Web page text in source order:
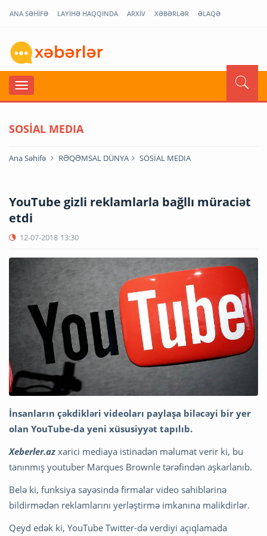
ANA SƏHİFƏ LAYİHƏ HAQQINDA ARXİV XƏBƏRLƏR ƏLAQƏ
SOSİAL MEDIA
Ana Səhifə RƏQƏMSAL DÜNYA SOSİAL MEDIA
YouTube gizli reklamlarla bağllı müraciət
etdi
12-07-2018 13:30
İnsanların çəkdikləri videoları paylaşa biləcəyi bir yer
olan YouTube-da yeni xüsusiyyət tapılıb.
Xeberler.az xarici mediaya istinadən məlumat verir ki, bu
tanınmış youtuber Marques Brownle tərəfindən aşkarlanıb.
Belə ki, funksiya sayəsində firmalar video sahiblərinə
bildirmədən reklamlarını yerləştirmə imkanına malikdirlər.
Qeyd edək ki, YouTube Twitter-də verdiyi açıqlamada